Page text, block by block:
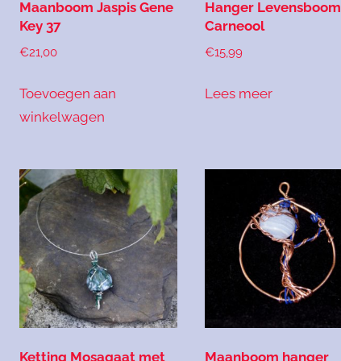
Maanboom Jaspis Gene
Key 37
€21,00
Toevoegen aan
winkelwagen
Hanger Levensboom
Carneool
€15,99
Lees meer
Ketting Mosagaat met
Maanboom hanger